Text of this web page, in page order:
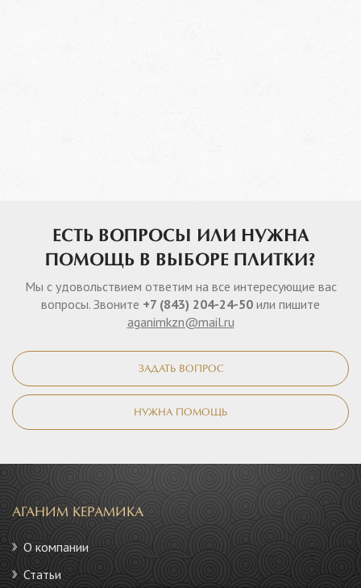
ЕСТЬ ВОПРОСЫ ИЛИ НУЖНА
ПОМОЩЬ В ВЫБОРЕ ПЛИТКИ?
Мы с удовольствием ответим на все интересующие вас
вопросы. Звоните +7 (843) 204-24-50 или пишите
aganimkzn@mail.ru
ЗАДАТЬ ВОПРОС
НУЖНА ПОМОЩЬ
АГАНИМ КЕРАМИКА
О компании
Статьи